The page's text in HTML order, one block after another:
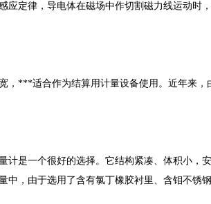
律，导电体在磁场中作切割磁力线运动时
***适合作为结算用计量设备使用。近年来，
一个很好的选择。它结构紧凑、体积小，
，由于选用了含有氯丁橡胶衬里、含钼不锈